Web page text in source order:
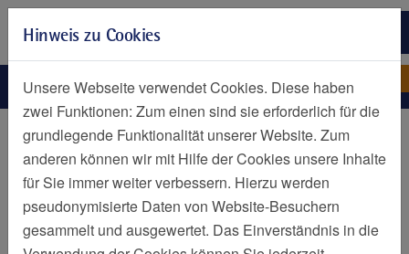
Zur Hauptnavigation springen
Zum Seiteninhalt springen
Zum Seitenende springen
Endometriose-Elisabeth-Krankenhaus Essen
Kliniken und Zentren
Endometriose-Sprechstunde
Ihre Expert:innen für Diagnose und
Behandlung
Hinweis zu Cookies
Unsere Webseite verwendet Cookies. Diese haben
zwei Funktionen: Zum einen sind sie erforderlich für die
grundlegende Funktionalität unserer Website. Zum
anderen können wir mit Hilfe der Cookies unsere Inhalte
für Sie immer weiter verbessern. Hierzu werden
pseudonymisierte Daten von Website-Besuchern
gesammelt und ausgewertet. Das Einverständnis in die